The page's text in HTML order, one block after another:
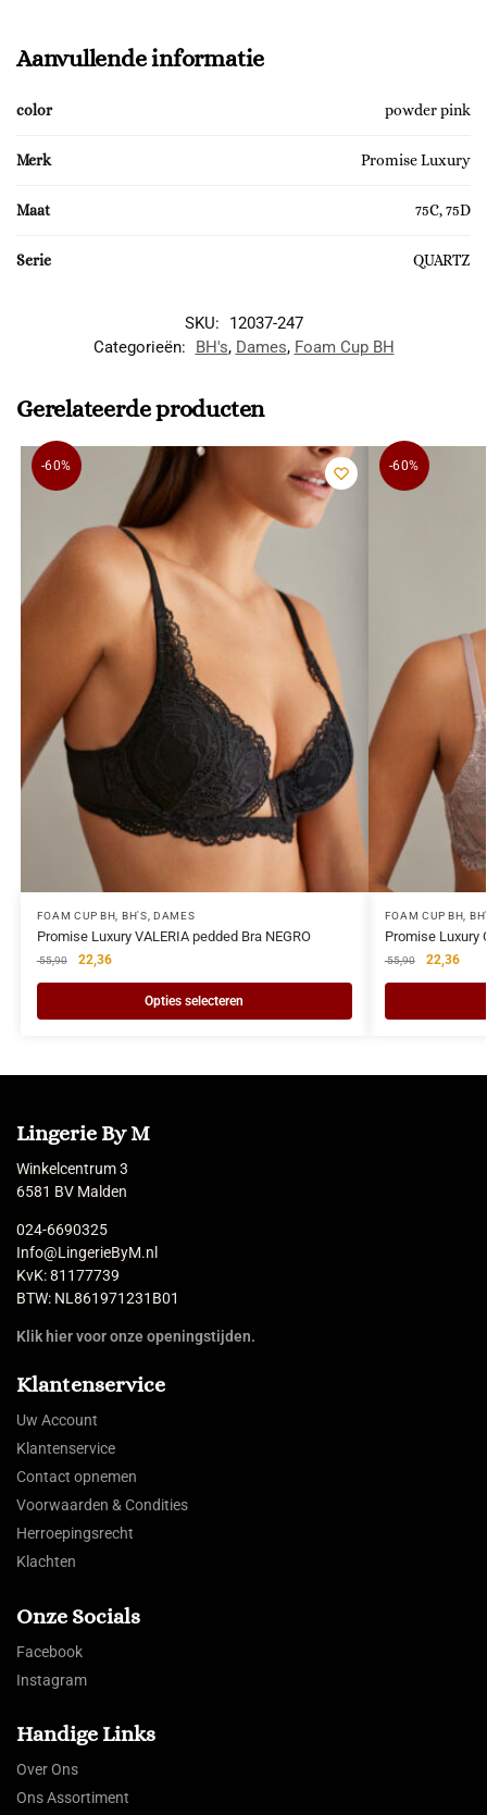
Aanvullende informatie
color powder pink
Merk Promise Luxury
Maat 75C, 75D
Serie QUARTZ
SKU:
12037-247
Categorieën:
BH's, Dames, Foam Cup BH
Gerelateerde producten
-60%
FOAM CUP BH BH'S ,DAMES
Promise Luxury VALERIA pedded Bra NEGRO
55,90 22,36
Opties selecteren
-60%
FOAM CUP BH
Promise Luxury
55,90 22,36
Lingerie By M
Winkelcentrum 3
6581 BV Malden
024-6690325
Info@LingerieByM.nl
KvK: 81177739
BTW: NL861971231B01
Klik hier voor onze openingstijden.
Klantenservice
Uw Account
Klantenservice
Contact opnemen
Voorwaarden & Condities
Herroepingsrecht
Klachten
Onze Socials
Facebook
Instagram
Handige Links
Over Ons
Ons Assortiment